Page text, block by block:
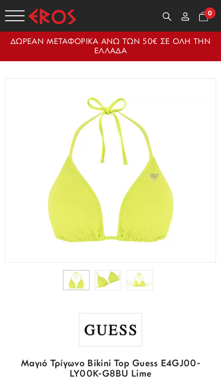
0
ΔΩΡΕΑΝ ΜΕΤΑΦΟΡΙΚΑ ΑΝΩ ΤΩΝ 50€ ΣΕ ΟΛΗ ΤΗΝ
ΕΛΛΑΔΑ
Μαγιό Τρίγωνο Bikini Top Guess E4GJ00-
LY00K-G8BU Lime